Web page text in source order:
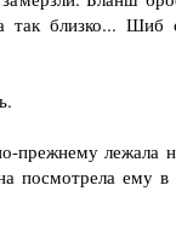
так близко...
прежнему лежала
посмотрела ему